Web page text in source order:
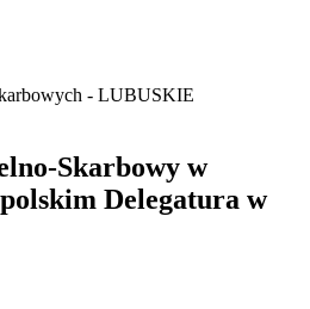
- LUBUSKIE
Skarbowy w
Delegatura w